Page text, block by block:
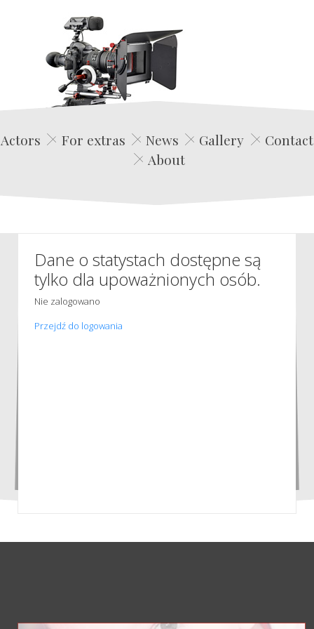
Edwin Film Agencja Aktorska
Actors For extras News Gallery
Contact
About
Dane o statystach dostępne są
tylko dla upoważnionych osób.
Nie zalogowano
Przejdź do logowania